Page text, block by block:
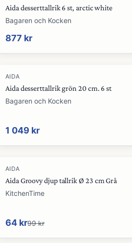
Aida desserttallrik 6 st, arctic white
Bagaren och Kocken
877 kr
AIDA
Aida desserttallrik grön 20 cm. 6 st
Bagaren och Kocken
1 049 kr
-35 %
AIDA
Aida Groovy djup tallrik Ø 23 cm Grå
KitchenTime
64 kr99 kr